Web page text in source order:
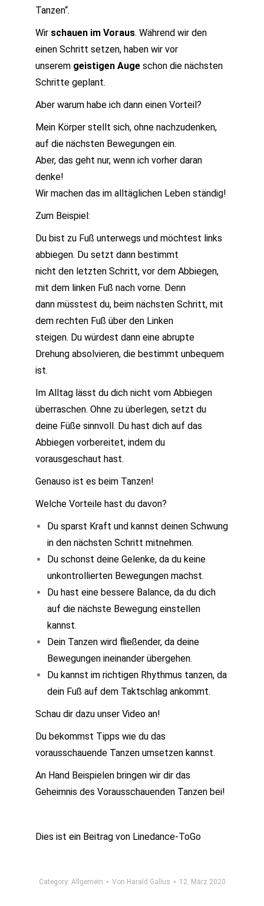
Tanzen“.
Wir schauen im Voraus. Während wir den
einen Schritt setzen, haben wir vor
unserem geistigen Auge schon die nächsten
Schritte geplant.
Aber warum habe ich dann einen Vorteil?
Mein Körper stellt sich, ohne nachzudenken,
auf die nächsten Bewegungen ein.
Aber, das geht nur, wenn ich vorher daran
denke!
Wir machen das im alltäglichen Leben ständig!
Zum Beispiel:
Du bist zu Fuß unterwegs und möchtest links
abbiegen. Du setzt dann bestimmt
nicht den letzten Schritt, vor dem Abbiegen,
mit dem linken Fuß nach vorne. Denn
dann müsstest du, beim nächsten Schritt, mit
dem rechten Fuß über den Linken
steigen. Du würdest dann eine abrupte
Drehung absolvieren, die bestimmt unbequem
ist.
Im Alltag lässt du dich nicht vom Abbiegen
überraschen. Ohne zu überlegen, setzt du
deine Füße sinnvoll. Du hast dich auf das
Abbiegen vorbereitet, indem du
vorausgeschaut hast.
Genauso ist es beim Tanzen!
Welche Vorteile hast du davon?
Du sparst Kraft und kannst deinen Schwung
in den nächsten Schritt mitnehmen.
Du schonst deine Gelenke, da du keine
unkontrollierten Bewegungen machst.
Du hast eine bessere Balance, da du dich
auf die nächste Bewegung einstellen
kannst.
Dein Tanzen wird fließender, da deine
Bewegungen ineinander übergehen.
Du kannst im richtigen Rhythmus tanzen, da
dein Fuß auf dem Taktschlag ankommt.
Schau dir dazu unser Video an!
Du bekommst Tipps wie du das
vorausschauende Tanzen umsetzen kannst.
An Hand Beispielen bringen wir dir das
Geheimnis des Vorausschauenden Tanzen bei!
Dies ist ein Beitrag von Linedance-ToGo
Category: Allgemein Von Harald Gallus 12. März 2020